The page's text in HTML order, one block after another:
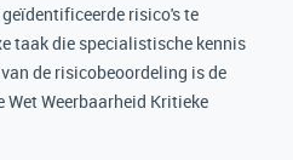
risico's te
taak die specialistische kennis
de risicobeoordeling is de
Weerbaarheid Kritieke